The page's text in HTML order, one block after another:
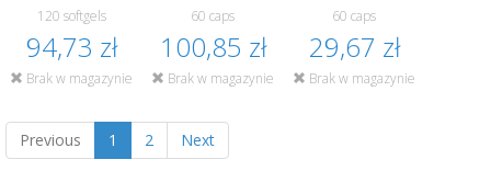
120 softgels
94,73 zł
Brak w magazynie
60 caps
100,85 zł
Brak w magazynie
60 caps
29,67 zł
Brak w magazynie
Previous 1 2 Next